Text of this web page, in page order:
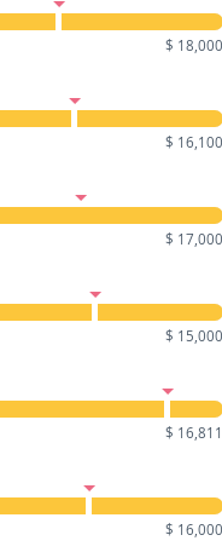
$ 18,000
$ 16,100
$ 17,000
$ 15,000
$ 16,811
$ 16,000